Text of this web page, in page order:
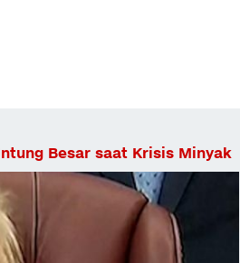
Besar saat Krisis Minyak